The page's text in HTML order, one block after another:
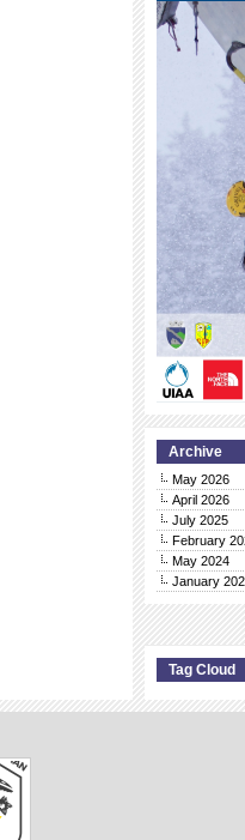
Archive
May 2026
April 2026
July 2025
February
May 2024
January
Tag Cloud